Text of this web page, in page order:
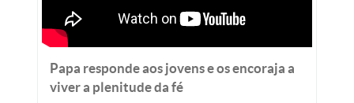
Papa responde aos jovens e os encoraja a
viver a plenitude da fé